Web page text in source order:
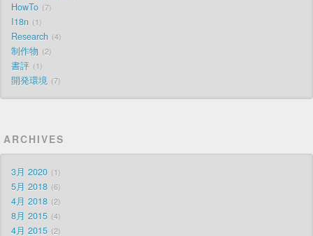
HowTo 7
I18n 1
Research 4
制作物 2
書評 1
開発環境 7
ARCHIVES
3月 2020 1
5月 2018 6
4月 2018 2
8月 2015 4
4月 2015 2